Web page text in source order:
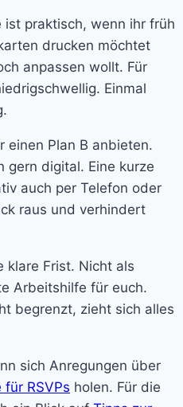
ist praktisch, wenn ihr früh
drucken möchtet
anpassen wollt. Für
Einmal
einen Plan B anbieten.
gern digital. Eine kurze
auch per Telefon oder
raus und verhindert
klare Frist. Nicht als
Arbeitshilfe für euch.
begrenzt, zieht sich alles
sich Anregungen über
RSVPs holen. Für die